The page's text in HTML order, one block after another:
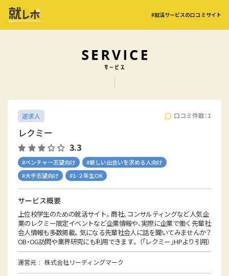
#就活サービスの口コミサイト
口コミ件数：1
逆求人
レクミー
3.3
#ベンチャー志望向け
#新しい出会いを求める人向け
#大手志望向け
#1-２年生OK
サービス概要
上位校学生のための就活サイト。商社、コンサルティングなど人気企
業のレクミー限定イベントなど企業情報や、実際に企業で働く先輩社
会人情報も多数掲載。気になる先輩社会人に話を聞いてみませんか？
OB・OG訪問や業界研究にも利用できます。 （「レクミー」HPより引用）
運営元 株式会社リーディングマーク